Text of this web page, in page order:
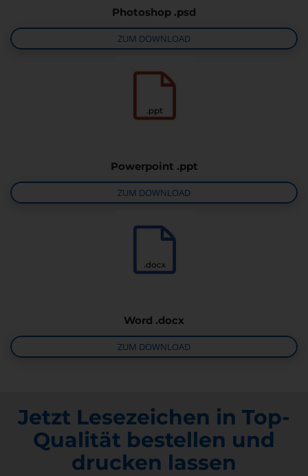
Photoshop .psd
ZUM DOWNLOAD
Powerpoint .ppt
ZUM DOWNLOAD
Word .docx
ZUM DOWNLOAD
Jetzt Lesezeichen in Top-
Qualität bestellen und
drucken lassen